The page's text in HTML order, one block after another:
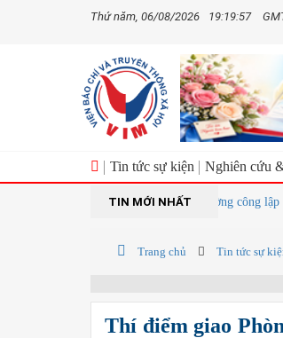
Thứ năm, 06/08/2026 19:19:58
Tin tức sự kiện Nghiên cứu
TIN MỚI NHẤT
kiến giảm hơn 17.000 đầu mối trường công lập sau
Trang chủ Tin tức sự
Thí điểm giao